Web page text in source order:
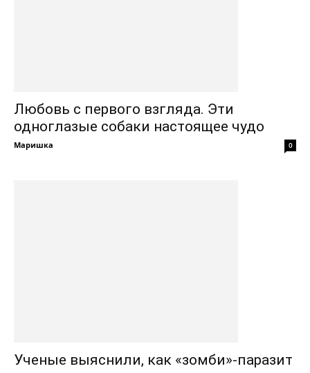
Любовь с первого взгляда. Эти
одноглазые собаки настоящее чудо
Маришка 0
Ученые выяснили, как «зомби»-паразит